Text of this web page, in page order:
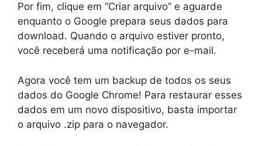
Por fim, clique em “Criar arquivo” e aguarde
enquanto o Google prepara seus dados para
download. Quando o arquivo estiver pronto,
você receberá uma notificação por e-mail.
Agora você tem um backup de todos os seus
dados do Google Chrome! Para restaurar esses
dados em um novo dispositivo, basta importar
o arquivo .zip para o navegador.